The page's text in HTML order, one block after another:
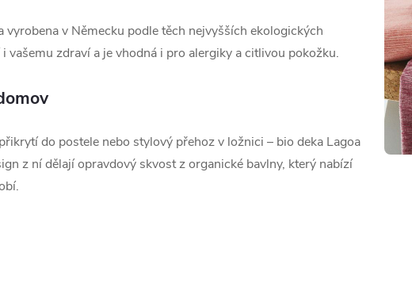
v Německu podle těch nejvyšších ekologických
zdraví a je vhodná i pro alergiky a citlivou pokožku.
do postele nebo stylový přehoz v ložnici – bio deka Lagoa
z ní dělají opravdový skvost z organické bavlny, který nabízí